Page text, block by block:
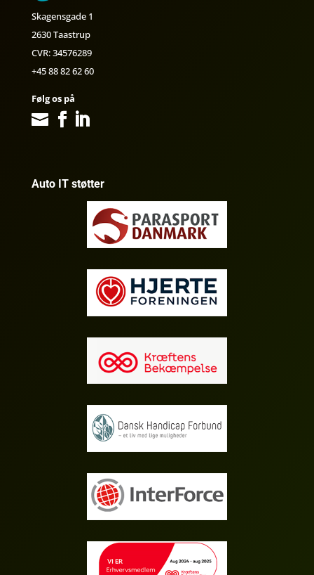
Skagensgade 1
2630 Taastrup
CVR: 34576289
+45 88 82 62 60
Følg os på
Auto IT støtter